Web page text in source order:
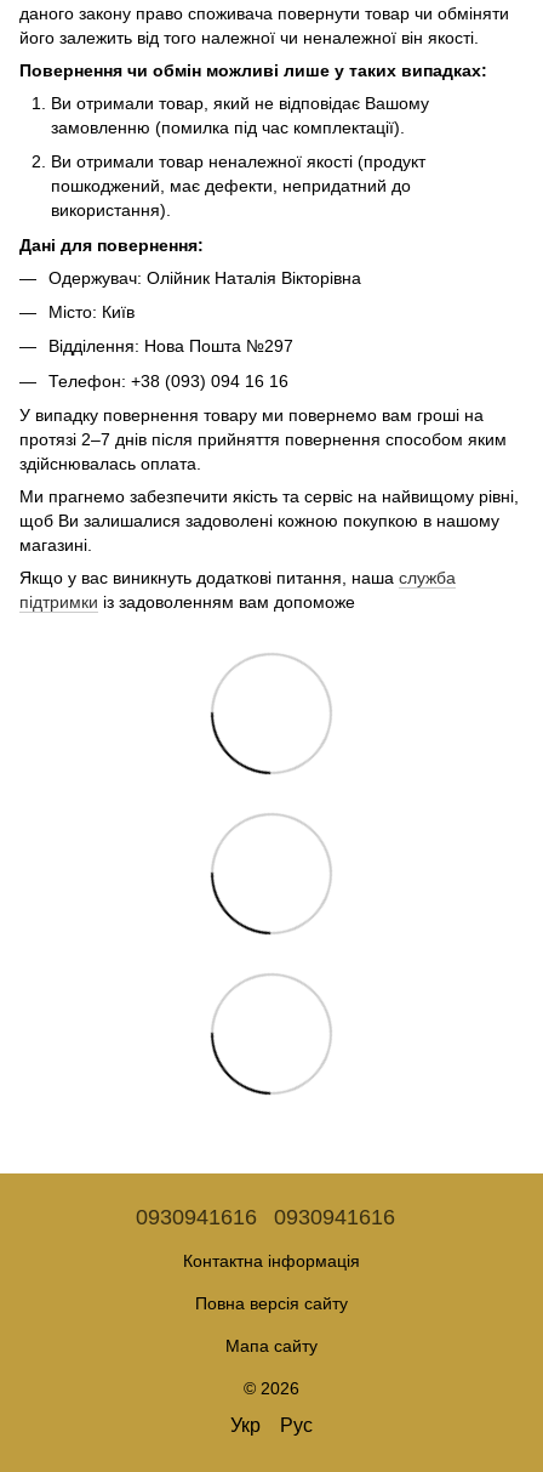
даного закону право споживача повернути товар чи обміняти
його залежить від того належної чи неналежної він якості.
Повернення чи обмін можливі лише у таких випадках:
Ви отримали товар, який не відповідає Вашому
замовленню (помилка під час комплектації).
Ви отримали товар неналежної якості (продукт
пошкоджений, має дефекти, непридатний до
використання).
Дані для повернення:
Одержувач: Олійник Наталія Вікторівна
Місто: Київ
Відділення: Нова Пошта №297
Телефон: +38 (093) 094 16 16
У випадку повернення товару ми повернемо вам гроші на
протязі 2–7 днів після прийняття повернення способом яким
здійснювалась оплата.
Ми прагнемо забезпечити якість та сервіс на найвищому рівні,
щоб Ви залишалися задоволені кожною покупкою в нашому
магазині.
Якщо у вас виникнуть додаткові питання, наша служба
підтримки із задоволенням вам допоможе
0930941616 0930941616
Контактна інформація
Повна версія сайту
Мапа сайту
© 2026
Укр Рус